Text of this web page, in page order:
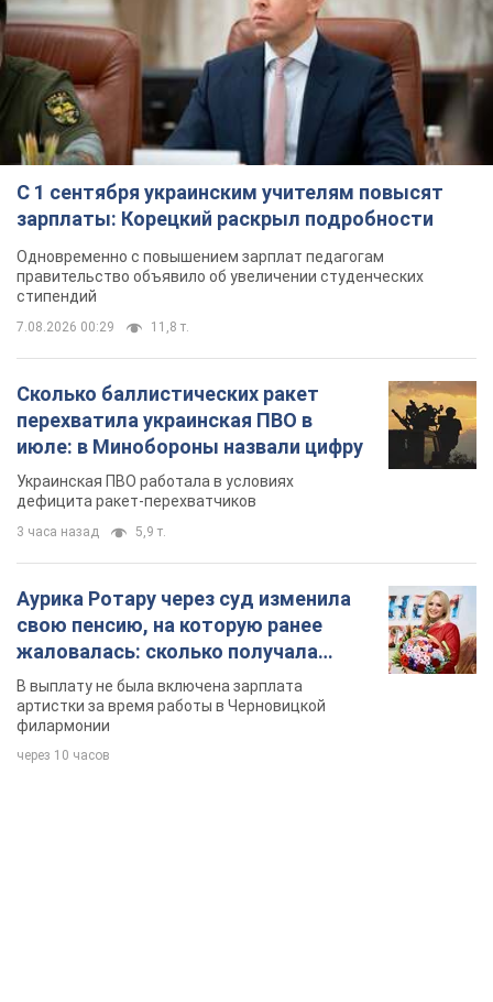
стипендий
7.08.2026 00:29
Сколько баллистических ракет
перехватила украинская ПВО в
июле: в Минобороны назвали цифру
Украинская ПВО работала в условиях
дефицита ракет-перехватчиков
3 часа назад
свою пенсию, на которую ранее
жаловалась: сколько получала
певица
В выплату не была включена зарплата
артистки за время работы в Черновицкой
филармонии